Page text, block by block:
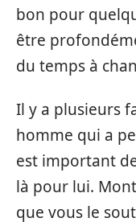
bon pour
être
du temps à
Il y a plusieurs
homme qui a
est important
là pour lui.
que vous le